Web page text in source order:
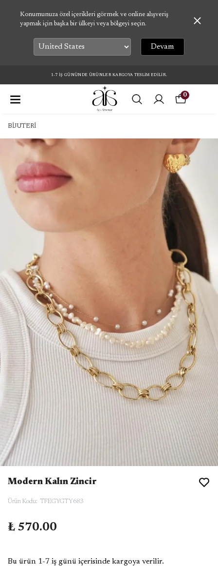
Konumunuza özel içerikleri görmek ve online alışveriş
yapmak için başka bir ülkeyi veya bölgeyi seçin.
Devam
1-7 İŞ GÜNÜNDE ÜRÜNLER KARGOYA TESLİM EDİLİR.
0
BİJUTERİ
Modern Kalın Zincir
Ürün Kodu: TFEGYGTY683
₺ 570.00
Bu ürün 1-7 iş günü içerisinde kargoya verilir.